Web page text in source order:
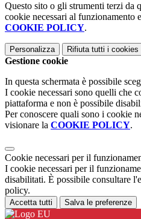
Questo sito o gli strumenti terzi da
cookie necessari al
COOKIE POLICY.
Personalizza Rifiuta tutti i cookies
Gestione cookie
In questa schermata è possibile
I cookie necessari sono quelli che
piattaforma e non è possibile
Per conoscere quali sono i cookie
visionare la COOKIE POLICY.
Cookie necessari per il
I cookie necessari per il
disabilitati. È possibile consultare
policy.
Accetta tutti Salva le preferenze